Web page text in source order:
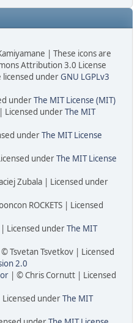
| These icons are
Attribution 3.0 License
licensed underGNU LGPLv3
underThe MIT License (MIT)
Licensed underThe MIT
underThe MIT License
underThe MIT License
Zubala | Licensed under
ROCKETS | Licensed
Licensed underThe MIT
Tsvetan Tsvetkov | Licensed
2.0
| © Chris Cornutt | Licensed
underThe MIT